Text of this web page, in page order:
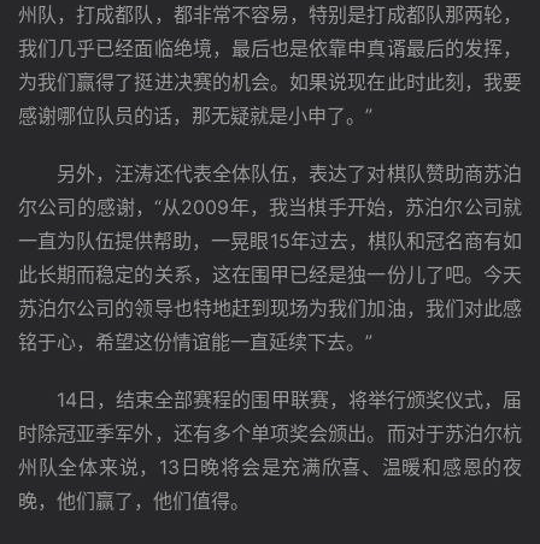
州队，打成都队，都非常不容易，特别是打成都队那两轮，
我们几乎已经面临绝境，最后也是依靠申真谞最后的发挥，
为我们赢得了挺进决赛的机会。如果说现在此时此刻，我要
感谢哪位队员的话，那无疑就是小申了。”
另外，汪涛还代表全体队伍，表达了对棋队赞助商苏泊
尔公司的感谢，“从2009年，我当棋手开始，苏泊尔公司就
一直为队伍提供帮助，一晃眼15年过去，棋队和冠名商有如
此长期而稳定的关系，这在围甲已经是独一份儿了吧。今天
苏泊尔公司的领导也特地赶到现场为我们加油，我们对此感
铭于心，希望这份情谊能一直延续下去。”
14日，结束全部赛程的围甲联赛，将举行颁奖仪式，届
时除冠亚季军外，还有多个单项奖会颁出。而对于苏泊尔杭
州队全体来说，13日晚将会是充满欣喜、温暖和感恩的夜
晚，他们赢了，他们值得。